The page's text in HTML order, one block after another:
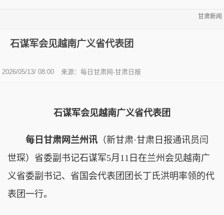
甘肃新闻
石谋军会见越南广义省代表团
2026/05/13/ 08:00 来源：每日甘肃网-甘肃日报
石谋军会见越南广义省代表团
每日甘肃网兰州讯 （新甘肃·甘肃日报通讯员闫
世琛）省委副书记石谋军5月11日在兰州会见越南广
义省委副书记、省国会代表团团长丁氏洪明率领的代
表团一行。